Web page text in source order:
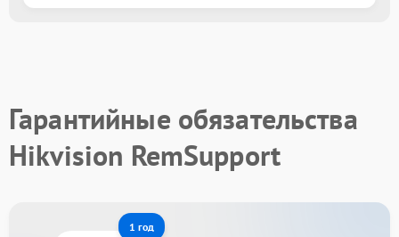
Гарантийные обязательства
Hikvision RemSupport
1 год